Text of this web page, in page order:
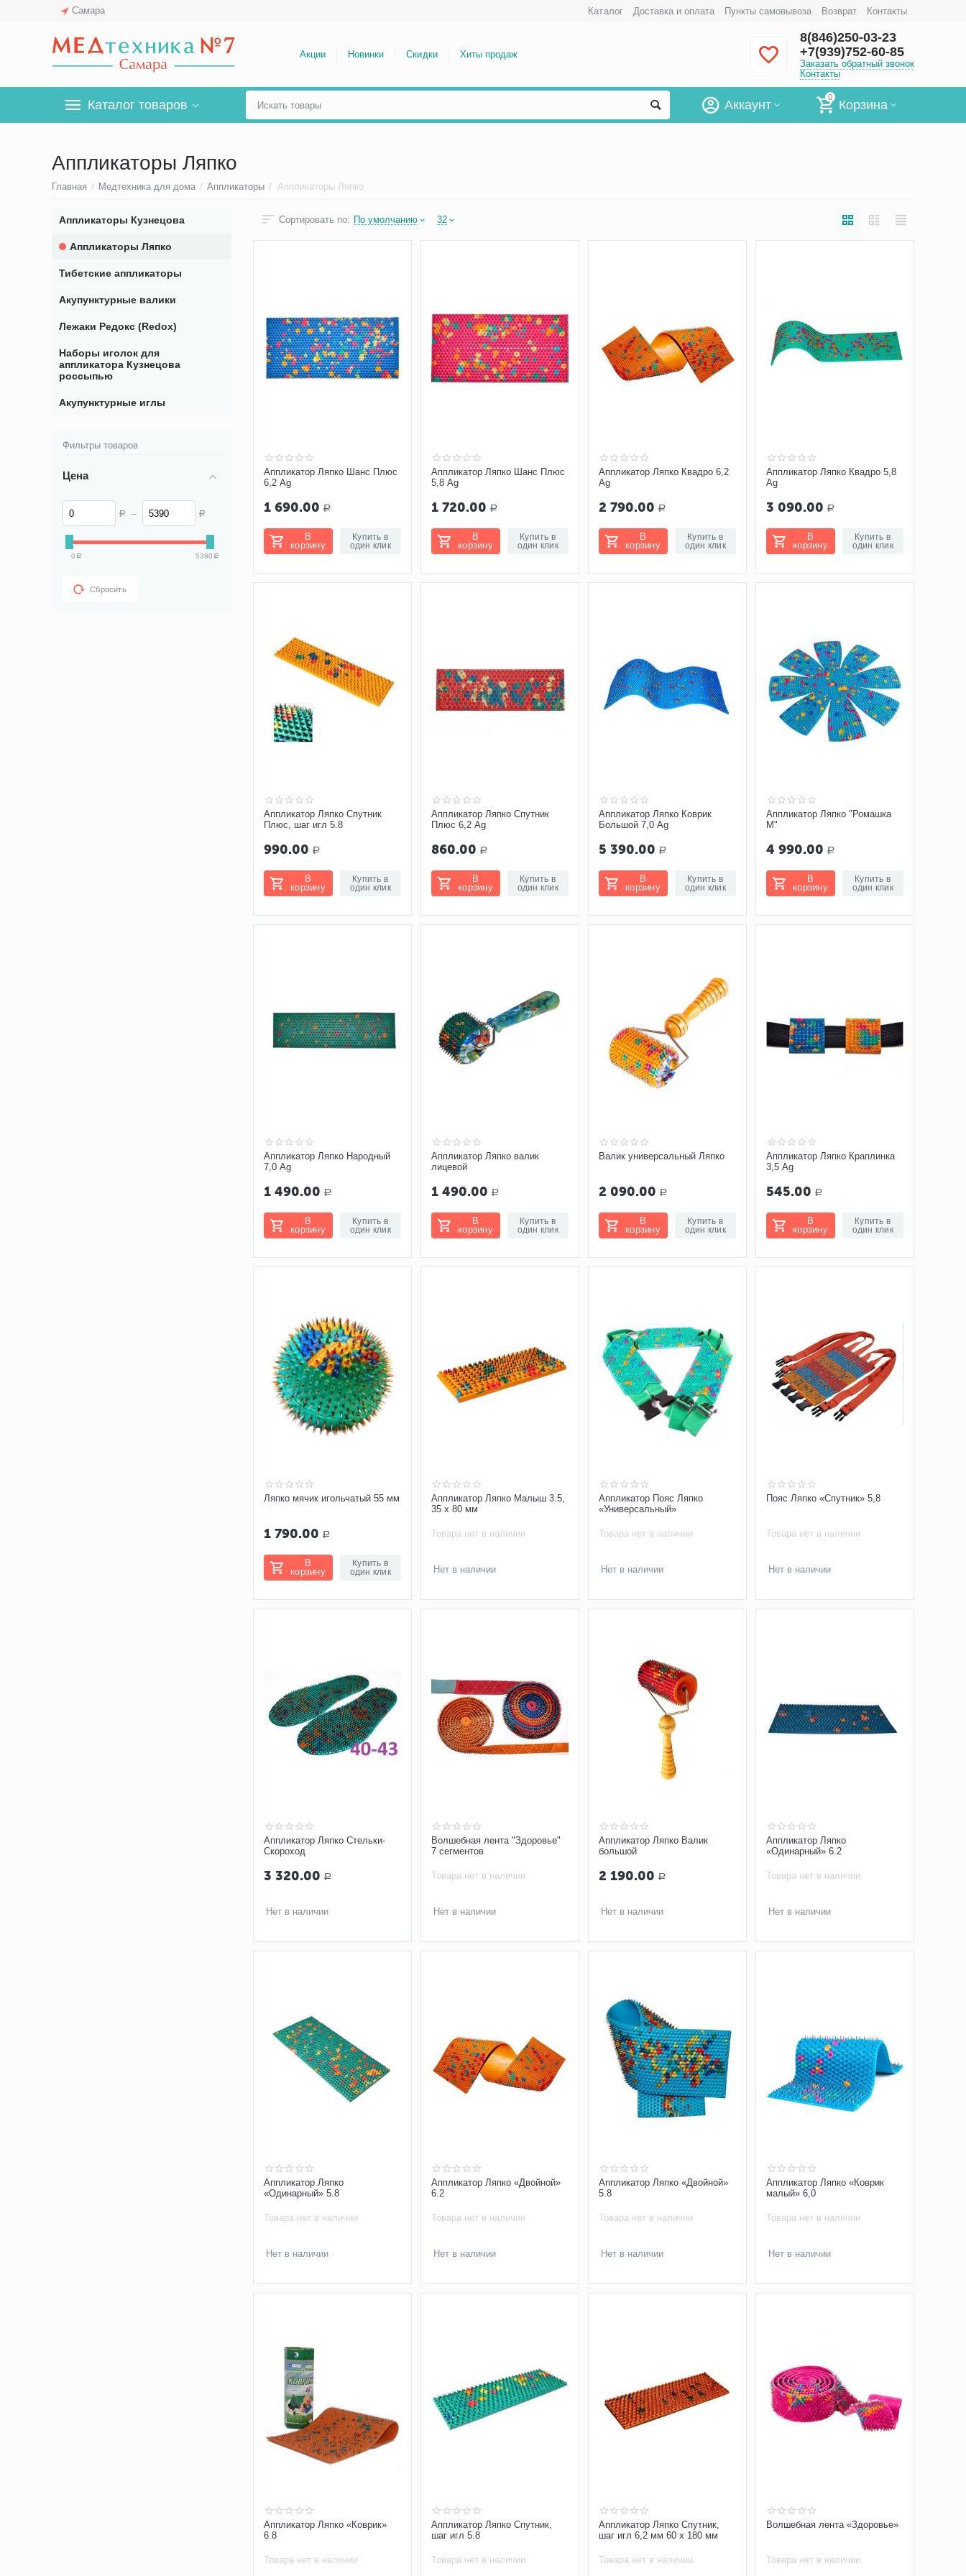
Самара Каталог Доставка и оплата Пункты самовывоза Возврат Контакты
Акции Новинки Скидки Хиты продаж
8(846)250-03-23
+7(939)752-60-85
Заказать обратный звонок
Контакты
Каталог товаров
0
Корзина
Аккаунт
Аппликаторы Ляпко
Главная / Медтехника для дома / Аппликаторы / Аппликаторы Ляпко
Сортировать по: По умолчанию 32
Аппликатор Ляпко Шанс Плюс
6,2 Ag
1 690.00 Р
В
корзину
Купить в
один клик
Аппликатор Ляпко Шанс Плюс
5,8 Ag
1 720.00 Р
В
корзину
Купить в
один клик
Аппликатор Ляпко Квадро 6,2
Ag
2 790.00 Р
В
корзину
Купить в
один клик
Аппликатор Ляпко Квадро 5,8
Ag
3 090.00 Р
В
корзину
Купить в
один клик
Аппликатор Ляпко Спутник
Плюс, шаг игл 5.8
990.00 Р
В
корзину
Купить в
один клик
Аппликатор Ляпко Спутник
Плюс 6,2 Ag
860.00 Р
В
корзину
Купить в
один клик
Аппликатор Ляпко Коврик
Большой 7,0 Ag
5 390.00 Р
В
корзину
Купить в
один клик
Аппликатор Ляпко "Ромашка
М"
4 990.00 Р
В
корзину
Купить в
один клик
Аппликатор Ляпко Народный
7,0 Ag
1 490.00 Р
В
корзину
Купить в
один клик
Аппликатор Ляпко валик
лицевой
1 490.00 Р
В
корзину
Купить в
один клик
Валик универсальный Ляпко
2 090.00 Р
В
корзину
Купить в
один клик
Аппликатор Ляпко Краплинка
3,5 Ag
545.00 Р
В
корзину
Купить в
один клик
Ляпко мячик игольчатый 55 мм
1 790.00 Р
В
корзину
Купить в
один клик
Аппликатор Ляпко Малыш 3.5,
35 х 80 мм
Товара нет в наличии
Нет в наличии
Аппликатор Пояс Ляпко
«Универсальный»
Товара нет в наличии
Нет в наличии
Пояс Ляпко «Спутник» 5,8
Товара нет в наличии
Нет в наличии
Аппликатор Ляпко Стельки-
Скороход
3 320.00 Р
Нет в наличии
Волшебная лента "Здоровье"
7 сегментов
Товара нет в наличии
Нет в наличии
Аппликатор Ляпко Валик
большой
2 190.00 Р
Нет в наличии
Аппликатор Ляпко
«Одинарный» 6.2
Товара нет в наличии
Нет в наличии
Аппликатор Ляпко
«Одинарный» 5.8
Товара нет в наличии
Нет в наличии
Аппликатор Ляпко «Двойной»
6.2
Товара нет в наличии
Нет в наличии
Аппликатор Ляпко «Двойной»
5.8
Товара нет в наличии
Нет в наличии
Аппликатор Ляпко «Коврик
малый» 6,0
Товара нет в наличии
Нет в наличии
Аппликатор Ляпко «Коврик»
6.8
Товара нет в наличии
Аппликатор Ляпко Спутник,
шаг игл 5.8
Товара нет в наличии
Аппликатор Ляпко Спутник,
шаг игл 6,2 мм 60 х 180 мм
Товара нет в наличии
Волшебная лента «Здоровье»
Товара нет в наличии
Аппликаторы Кузнецова
Аппликаторы Ляпко
Тибетские аппликаторы
Акупунктурные валики
Лежаки Редокс (Redox)
Наборы иголок для
аппликатора Кузнецова
россыпью
Акупунктурные иглы
Фильтры товаров
Цена
Р – Р
0 Р 5390 Р
Сбросить